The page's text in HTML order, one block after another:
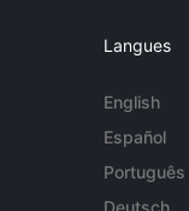
Langues
English
Español
Português
Deutsch